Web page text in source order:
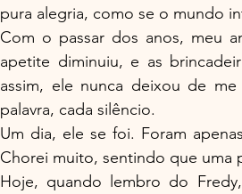
pura alegria, como se o mundo
Com o passar dos anos, meu
apetite diminuiu, e as
assim, ele nunca deixou de
palavra, cada silêncio.
Um dia, ele se foi. Foram
Chorei muito, sentindo que uma
Hoje, quando lembro do